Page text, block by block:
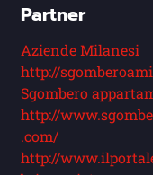
Partner
Aziende Milanesi
http://
Sgombero
http://
.com/
http://